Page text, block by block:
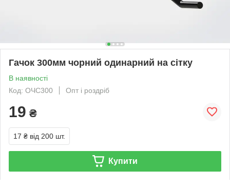
Гачок 300мм чорний одинарний на сітку
В наявності
Код: ОЧС300
Опт і роздріб
19 ₴
17 ₴ від 200 шт.
Купити